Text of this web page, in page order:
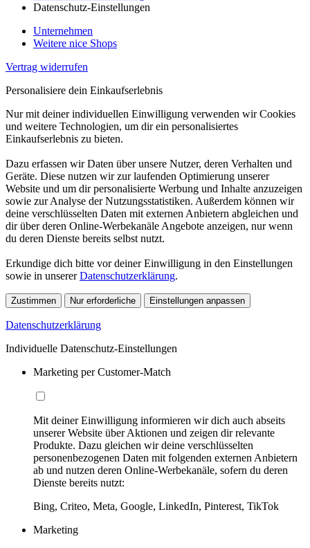
Datenschutz-Einstellungen
Unternehmen
Weitere nice Shops
Vertrag widerrufen
Personalisiere dein Einkaufserlebnis
Nur mit deiner individuellen Einwilligung verwenden wir Cookies
und weitere Technologien, um dir ein personalisiertes
Einkaufserlebnis zu bieten.
Dazu erfassen wir Daten über unsere Nutzer, deren Verhalten und
Geräte. Diese nutzen wir zur laufenden Optimierung unserer
Website und um dir personalisierte Werbung und Inhalte anzuzeigen
sowie zur Analyse der Nutzungsstatistiken. Außerdem können wir
deine verschlüsselten Daten mit externen Anbietern abgleichen und
dir über deren Online-Werbekanäle Angebote anzeigen, nur wenn
du deren Dienste bereits selbst nutzt.
Erkundige dich bitte vor deiner Einwilligung in den Einstellungen
sowie in unsererDatenschutzerklärung.
Zustimmen Nur erforderliche Einstellungen anpassen
Datenschutzerklärung
Individuelle Datenschutz-Einstellungen
Marketing per Customer-Match
Mit deiner Einwilligung informieren wir dich auch abseits
unserer Website über Aktionen und zeigen dir relevante
Produkte. Dazu gleichen wir deine verschlüsselten
personenbezogenen Daten mit folgenden externen Anbietern
ab und nutzen deren Online-Werbekanäle, sofern du deren
Dienste bereits nutzt:
Bing, Criteo, Meta, Google, LinkedIn, Pinterest, TikTok
Marketing